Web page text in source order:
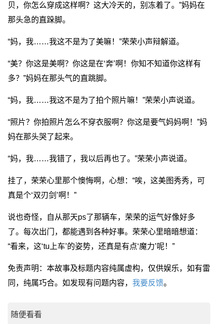
贝，你怎么穿成这样啊？这大冷天的，别冻着了。”妈妈在
那头急的直跺脚。
“妈，我……我这不是为了美嘛！”荣荣小声辩解道。
“美？你这是美啊？你这是在‘奔’啊！你知不知道你这样有
多？”妈妈在那头气的直跳脚。
“妈，我……我这不是为了拍个照片嘛！”荣荣小声说道。
“照片？你拍照片怎么不穿衣服啊？你这是要气妈妈啊！”妈
妈在那头哭了起来。
“妈，我……我错了，我以后再也了。”荣荣小声说道。
挂了，荣荣心里那个懊悔啊，心想：“唉，这美图秀秀，可
真是个‘双刃剑’啊！”
说也奇怪，自从那天ps了那辆车，荣荣的运气好像好多
了。每次出门，都能遇到各种好事。荣荣心里暗暗想道：
“看来，这‘tu上车’的姿势，还真是有点‘魔力’呢！”
免责声明：本故事及标题内容纯属虚构，仅供娱乐，如有雷
同，纯属巧合。如发现有问题内容， 我要反馈。
随便看看